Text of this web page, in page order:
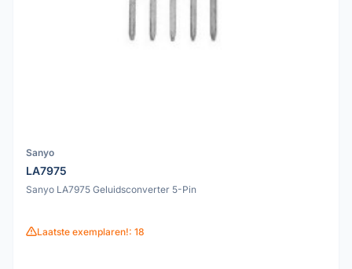
Sanyo
LA7975
Sanyo LA7975 Geluidsconverter 5-Pin
Laatste exemplaren!: 18